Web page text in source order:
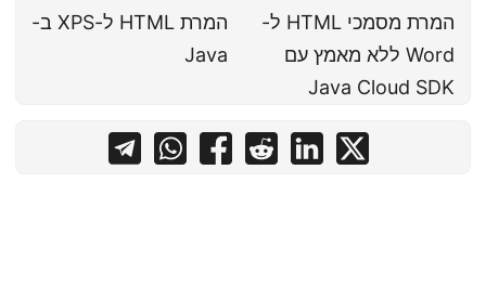
המרת מסמכי HTML ל-
Word ללא מאמץ עם
Java Cloud SDK
המרת HTML ל-XPS ב-
Java